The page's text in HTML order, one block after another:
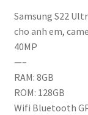
Samsung S22
cho anh em,
40MP
—–
RAM: 8GB
ROM: 128GB
Wifi Bluetooth